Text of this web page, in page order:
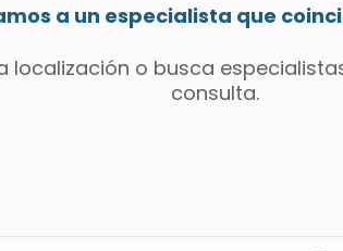
a un especialista que
localización o busca
consulta.